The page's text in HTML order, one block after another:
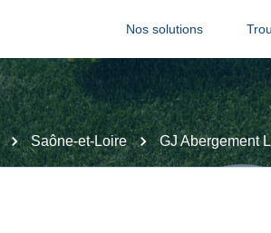
Nos solutions
Saône-et-Loire GJ Abergement